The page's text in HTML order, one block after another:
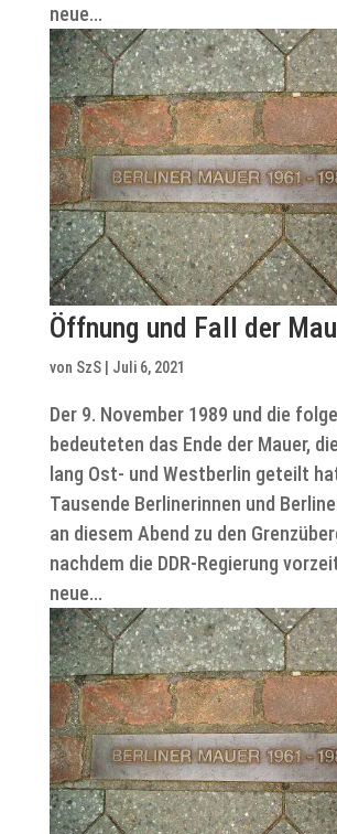
neue...
Öffnung und Fall der
von SzS| Juli 6, 2021
Der 9. November 1989 und die
bedeuteten das Ende der Mauer,
lang Ost- und Westberlin geteilt
Tausende Berlinerinnen und
an diesem Abend zu den
nachdem die DDR-Regierung
neue...